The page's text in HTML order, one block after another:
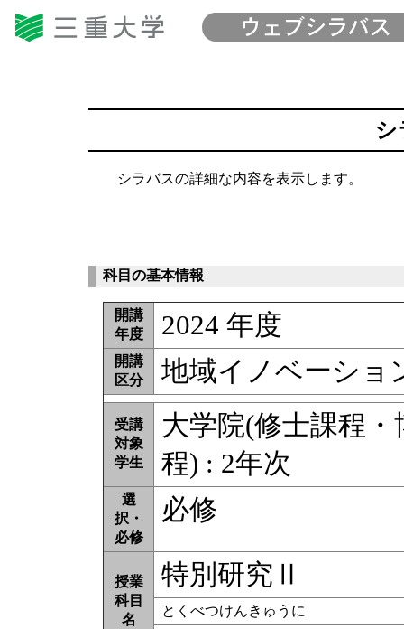
シ
シラバスの詳細な内容を表示します。
科目の基本情報
開講
年度
2024 年度
開講
区分
地域イノベーショ
受講
対象
学生
大学院(修士課程
程) : 2年次
選
択・
必修
必修
授業
科目
名
特別研究Ⅱ
とくべつけんきゅうに